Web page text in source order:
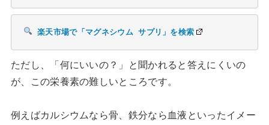
楽天市場で「マグネシウム サプリ」を検索
ただし、「何にいいの？」と聞かれると答えにくいの
が、この栄養素の難しいところです。
例えばカルシウムなら骨、鉄分なら血液といったイメー